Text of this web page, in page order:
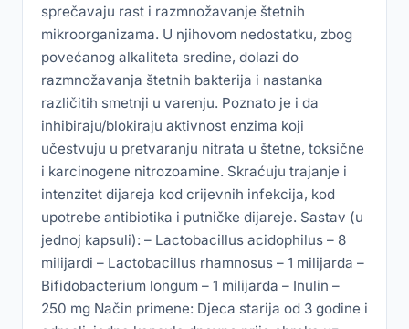
sprečavaju rast i razmnožavanje štetnih
mikroorganizama. U njihovom nedostatku, zbog
povećanog alkaliteta sredine, dolazi do
razmnožavanja štetnih bakterija i nastanka
različitih smetnji u varenju. Poznato je i da
inhibiraju/blokiraju aktivnost enzima koji
učestvuju u pretvaranju nitrata u štetne, toksične
i karcinogene nitrozoamine. Skraćuju trajanje i
intenzitet dijareja kod crijevnih infekcija, kod
upotrebe antibiotika i putničke dijareje. Sastav (u
jednoj kapsuli): – Lactobacillus acidophilus – 8
milijardi – Lactobacillus rhamnosus – 1 milijarda –
Bifidobacterium longum – 1 milijarda – Inulin –
250 mg Način primene: Djeca starija od 3 godine i